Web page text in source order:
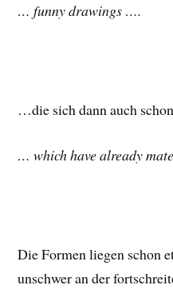
… funny drawings ….
…die sich dann auch
… which have already
Die Formen liegen schon
unschwer an der